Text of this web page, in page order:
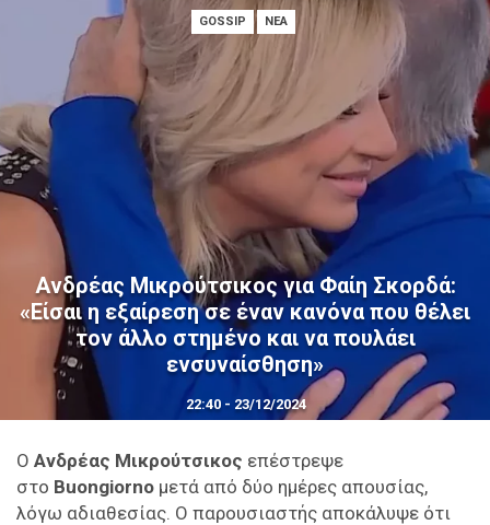
GOSSIP ΝΈΑ
Ανδρέας Μικρούτσικος για Φαίη Σκορδά:
«Είσαι η εξαίρεση σε έναν κανόνα που θέλει
τον άλλο στημένο και να πουλάει
ενσυναίσθηση»
22:40 - 23/12/2024
Ο Ανδρέας Μικρούτσικος επέστρεψε
στο Buongiorno μετά από δύο ημέρες απουσίας,
λόγω αδιαθεσίας. Ο παρουσιαστής αποκάλυψε ότι